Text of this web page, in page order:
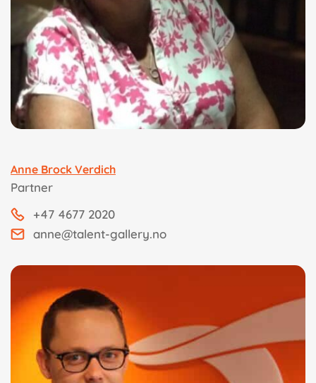
Anne Brock Verdich
Partner
+47 4677 2020
anne@talent-gallery.no